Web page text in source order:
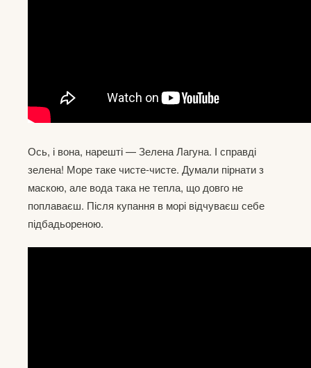
Ось, і вона, нарешті — Зелена Лагуна. І справді
зелена! Море таке чисте-чисте. Думали пірнати з
маскою, але вода така не тепла, що довго не
поплаваєш. Після купання в морі відчуваєш себе
підбадьореною.